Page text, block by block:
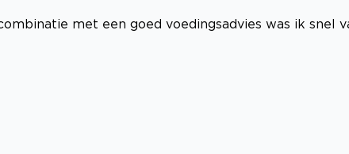
met een goed voedingsadvies was ik snel